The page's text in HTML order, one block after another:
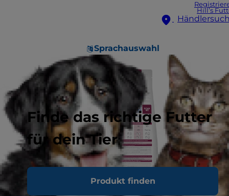
Hill’s
Sprachauswahl
Finde das richtige Futter
für dein Tier
Produkt finden